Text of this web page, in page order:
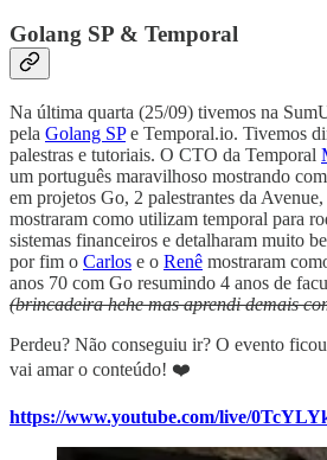
Golang SP & Temporal
Na última quarta (25/09) tivemos na
pela Golang SPe Temporal.io. Tivemos
palestras e tutoriais. O CTO da Temporal
um português maravilhoso mostrando
em projetos Go, 2 palestrantes da Avenue,
mostraram como utilizam temporal para
sistemas financeiros e detalharam muito
por fim o Carlos e o Renê mostraram
anos 70 com Go resumindo 4 anos de
(brincadeira hehe mas aprendi demais
Perdeu? Não conseguiu ir? O evento
vai amar o conteúdo! ❤️
https://www.youtube.com/live/